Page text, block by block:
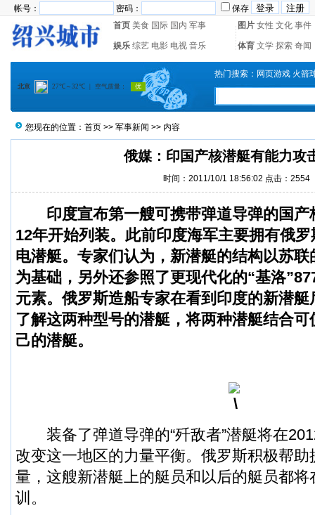
帐号： 密码：
保存
首页 美食 国际 国内 军事 图片 女性 文化 事件
娱乐 综艺 电影 电视 音乐 体育 文学 探索 奇闻
热门搜索： 网页游戏 火箭
您现在的位置： 首页 >> 军事新闻 >> 内容
俄媒：印国产核潜艇有能力攻
时间：2011/10/1 18:56:02 点击： 2554
印度宣布第一艘可携带弹道导弹的国产
12年开始列装。此前印度海军主要拥有俄
电潜艇。专家们认为，新潜艇的结构以苏联
为基础，另外还参照了更现代化的“基洛
元素。俄罗斯造船专家在看到印度的新潜
了解这两种型号的潜艇，将两种潜艇结合
己的潜艇。
装备了弹道导弹的“歼敌者”潜艇将在
改变这一地区的力量平衡。俄罗斯积极帮
量，这艘新潜艇上的艇员和以后的艇员都
训。